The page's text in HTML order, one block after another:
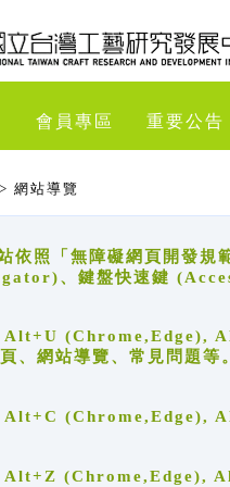
會員專區 重要公告
> 網站導覽
依照「無障礙網頁開發
、鍵盤快速鍵
Alt+U (Chrome,Edge),
、網站導覽、常見問題等。
Alt+C (Chrome,Edge),
Alt+Z (Chrome,Edge),